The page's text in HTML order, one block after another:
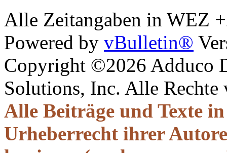
Alle Zeitangaben in WEZ
Powered by vBulletin®
Copyright ©2026 Adduco
Solutions, Inc. Alle Rechte
Alle Beiträge und Texte
Urheberrecht ihrer